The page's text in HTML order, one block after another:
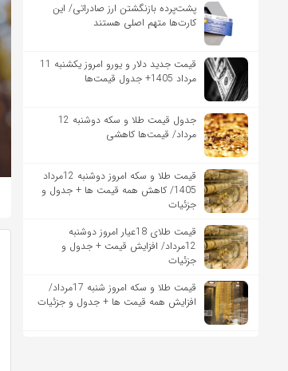
پشت‌پرده بازنگشتن ارز صادراتی/ این
کارت‌ها متهم اصلی هستند
قیمت جدید دلار و یورو امروز یکشنبه 11
مرداد 1405+ جدول قیمت‌ها
جدول قیمت طلا و سکه دوشنبه 12
مرداد/ قیمت‌ها کاهشی
قیمت طلا و سکه امروز دوشنبه 12مرداد
1405/ کاهش همه قیمت ها + جدول و
جزئیات
قیمت طلای 18عیار امروز دوشنبه
12مرداد/ افزایش قیمت + جدول و
جزئیات
قیمت طلا و سکه امروز شنبه 17مرداد/
افزایش همه قیمت ها + جدول و جزئیات